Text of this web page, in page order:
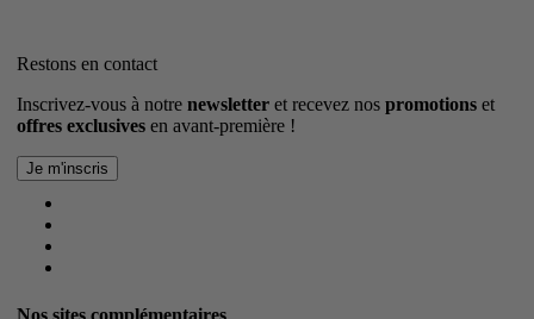
Restons en contact
Inscrivez-vous à notre newsletter et recevez nos promotions et
offres exclusives en avant-première !
Nos sites complémentaires